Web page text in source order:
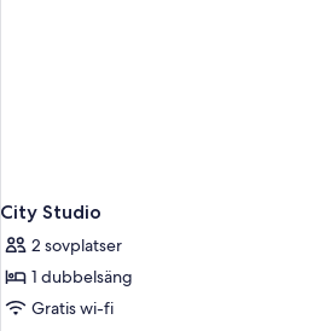
City Studio
2 sovplatser
1 dubbelsäng
Gratis wi-fi